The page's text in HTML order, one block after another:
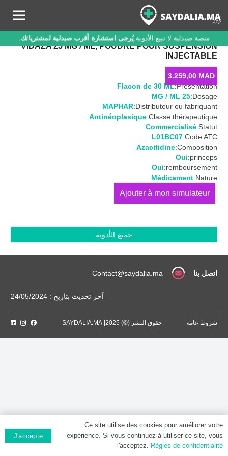
منصة صيدلية لا تبيع الأدوية.يُرجى استشارة أقرب صيدلية لمشترياتك.
VIDAZA 25 MG / ML, POUDRE POUR SUSPENSION
INJECTABLE
3.259,00 MAD
Présentation:
Flacon de 30 ML
Dosage:
25 MG / ML
Distributeur ou fabriquant:
MAPHAR
Classe thérapeutique:
Antinéoplasique
Statut:
Commercialisé
Code ATC:
L01BC07
Composition:
Azacitidine
princeps:
Oui
remboursement:
Oui
Nature:
Médicament
كمية
MG
pour
suspension
جميع الأدوية
اتصل بنا Contact@saydalia.ma
آخر تحديث بتاريخ : 24/05/2024
شروط عامة حقوق النشر (©) 2025| SAYDALIA.MA
Ce site utilise des cookies pour améliorer votre
expérience. Si vous continuez à utiliser ce site, vous
l'acceptez. Règles de confidentialité
J'accepte